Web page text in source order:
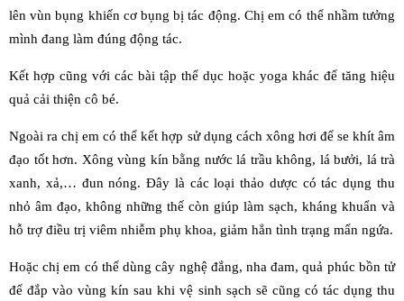
lên vùn bụng khiến cơ bụng bị tác động. Chị em có thể nhầm tưởng
mình đang làm đúng động tác.
Kết hợp cũng với các bài tập thể dục hoặc yoga khác để tăng hiệu
quả cải thiện cô bé.
Ngoài ra chị em có thể kết hợp sử dụng cách xông hơi để se khít âm
đạo tốt hơn. Xông vùng kín bằng nước lá trầu không, lá bưởi, lá trà
xanh, xả,… đun nóng. Đây là các loại thảo dược có tác dụng thu
nhỏ âm đạo, không những thế còn giúp làm sạch, kháng khuẩn và
hỗ trợ điều trị viêm nhiễm phụ khoa, giảm hẳn tình trạng mẩn ngứa.
Hoặc chị em có thể dùng cây nghệ đắng, nha đam, quả phúc bồn tử
để đắp vào vùng kín sau khi vệ sinh sạch sẽ cũng có tác dụng thu